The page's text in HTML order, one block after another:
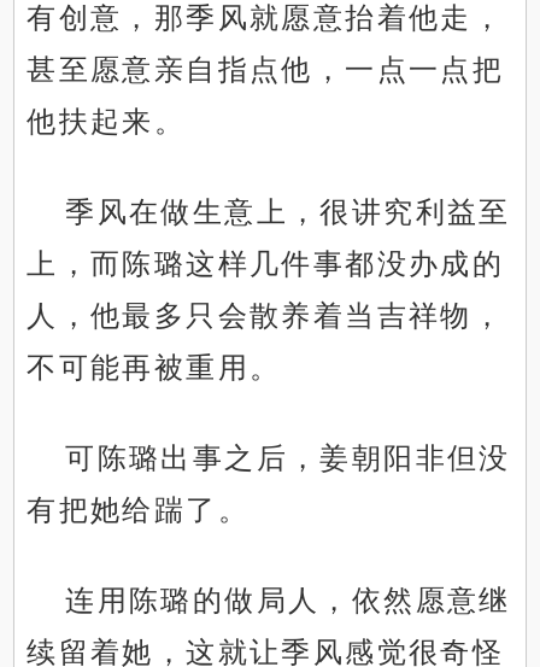
有创意，那季风就愿意抬着他走，
甚至愿意亲自指点他，一点一点把
他扶起来。
季风在做生意上，很讲究利益至
上，而陈璐这样几件事都没办成的
人，他最多只会散养着当吉祥物，
不可能再被重用。
可陈璐出事之后，姜朝阳非但没
有把她给踹了。
连用陈璐的做局人，依然愿意继
续留着她，这就让季风感觉很奇怪